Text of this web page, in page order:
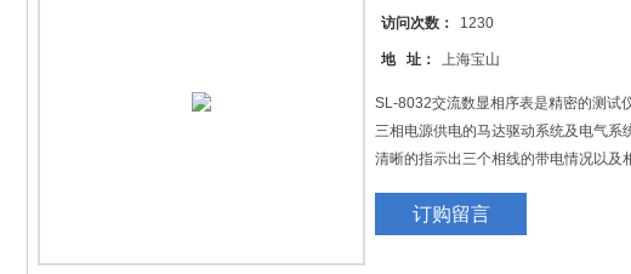
访问次数： 1230
地 址： 上海宝山
SL-8032交流数显相序表是精密的测试
三相电源供电的马达驱动系统及电气
清晰的指示出三个相线的带电情况以及
订购留言